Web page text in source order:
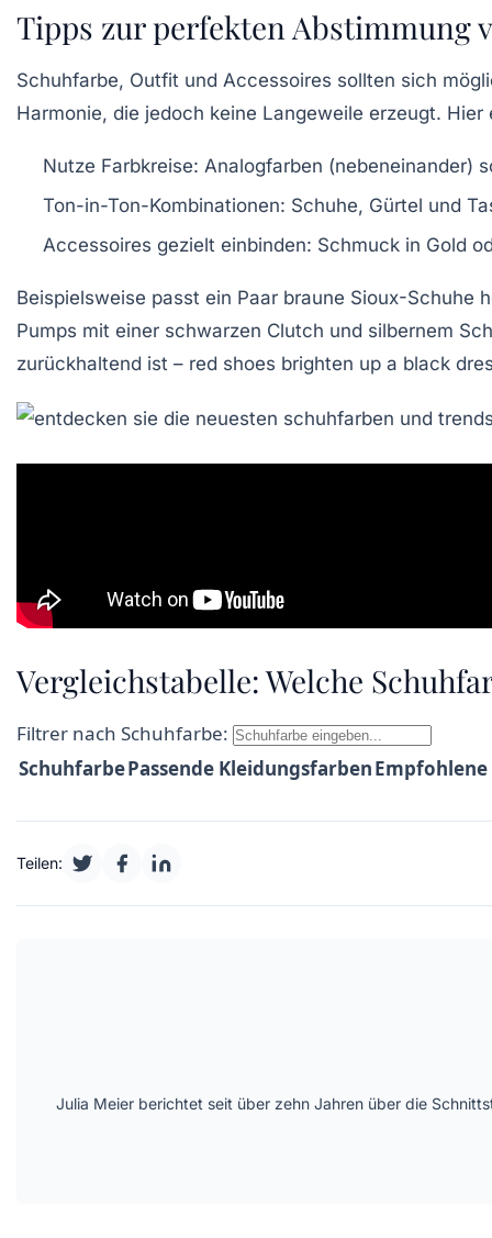
Tipps zur perfekten Abstimmung
Schuhfarbe, Outfit und Accessoires sollten sich
Harmonie, die jedoch keine Langeweile erzeugt.
Nutze Farbkreise: Analogfarben (nebeneinander)
Ton-in-Ton-Kombinationen: Schuhe, Gürtel und
Accessoires gezielt einbinden: Schmuck in Gold
Beispielsweise passt ein Paar braune Sioux-Schuhe
Pumps mit einer schwarzen Clutch und silbernem
zurückhaltend ist – red shoes brighten up a black
Vergleichstabelle: Welche
Filtrer nach Schuhfarbe:
SchuhfarbePassende KleidungsfarbenEmpfohlene
Teilen:
Julia Meier berichtet seit über zehn Jahren über die